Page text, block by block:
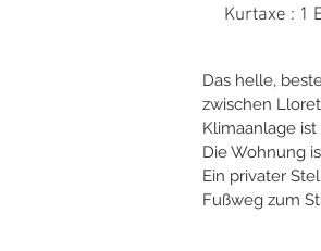
Kurtaxe : 1
Das helle,
zwischen
Klimaanlage
Die Wohnung
Ein privater
Fußweg zum